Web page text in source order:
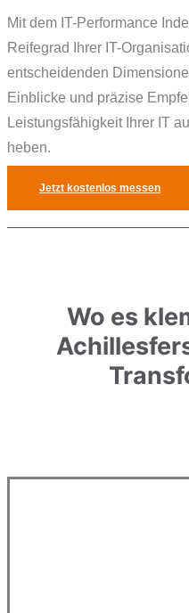
Mit dem IT-Performance
Reifegrad Ihrer IT-
entscheidenden
Einblicke und präzise
Leistungsfähigkeit Ihrer IT
heben.
Jetzt kostenlos messen
Wo es